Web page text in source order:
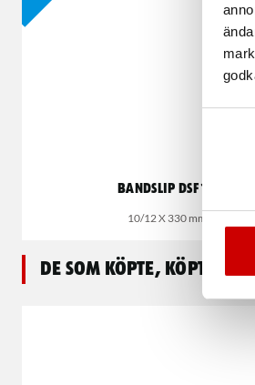
Bandslip DSF 10
10/12 X 330 mm
De som köpte, köpte även